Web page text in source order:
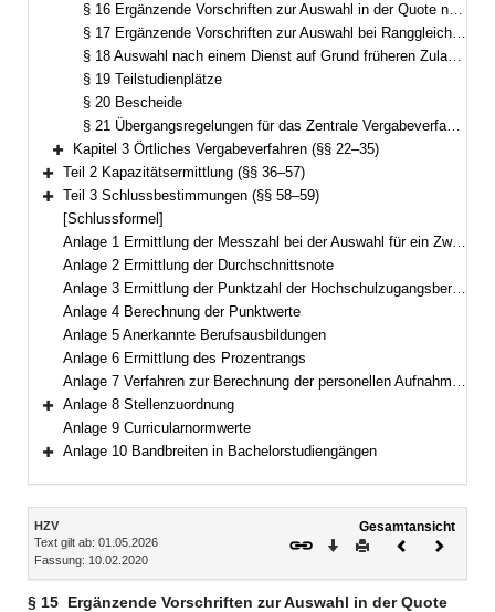
§ 16 Ergänzende Vorschriften zur Auswahl in der Quote nach Art. 10 Abs. 1 Satz 1 Nr. 3 des Staatsvertrags
§ 17 Ergänzende Vorschriften zur Auswahl bei Ranggleichheit in den Hauptquoten
§ 18 Auswahl nach einem Dienst auf Grund früheren Zulassungsanspruchs
§ 19 Teilstudienplätze
§ 20 Bescheide
§ 21 Übergangsregelungen für das Zentrale Vergabeverfahren
Bereich erweitern
Kapitel 3 Örtliches Vergabeverfahren (§§ 22–35)
Bereich erweitern
Teil 2 Kapazitätsermittlung (§§ 36–57)
Bereich erweitern
Teil 3 Schlussbestimmungen (§§ 58–59)
[Schlussformel]
Anlage 1 Ermittlung der Messzahl bei der Auswahl für ein Zweitstudium
Anlage 2 Ermittlung der Durchschnittsnote
Anlage 3 Ermittlung der Punktzahl der Hochschulzugangsberechtigung
Anlage 4 Berechnung der Punktwerte
Anlage 5 Anerkannte Berufsausbildungen
Anlage 6 Ermittlung des Prozentrangs
Anlage 7 Verfahren zur Berechnung der personellen Aufnahmekapazität
Bereich erweitern
Anlage 8 Stellenzuordnung
Anlage 9 Curricularnormwerte
Anlage 10 Bandbreiten in Bachelorstudiengängen
Inhalt
HZV
Text gilt ab: 01.05.2026
Fassung: 10.02.2020
Gesamtansicht
Download
DruckenVorheriges
§ 15 Ergänzende Vorschriften zur Auswahl in der Quote